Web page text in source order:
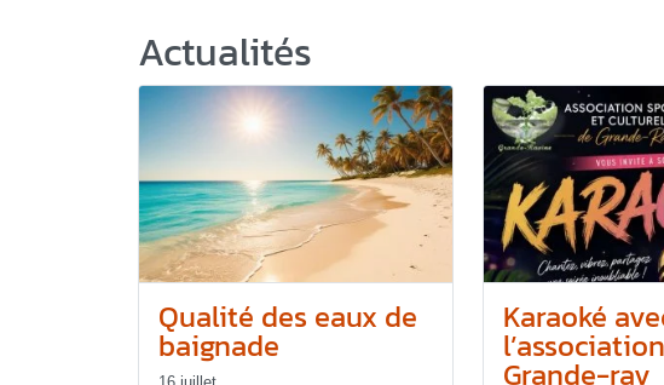
Actualités
Qualité des eaux de
baignade
Karaoké
Grande-rav